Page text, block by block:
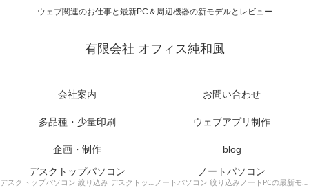
ウェブ関連のお仕事と最新PC＆周辺機器の新モデルとレビュー
有限会社 オフィス純和風
会社案内 お問い合わせ
多品種・少量印刷 ウェブアプリ制作
企画・制作
blog
デスクトップパソコン
デスクトップパソコン 絞り込み デスクトップPCの最新モデルやスペック・仕様に関する情報。
ノートパソコン
ノートパソコン 絞り込みノートPCの最新モデルやスペック・仕様に関する情報。